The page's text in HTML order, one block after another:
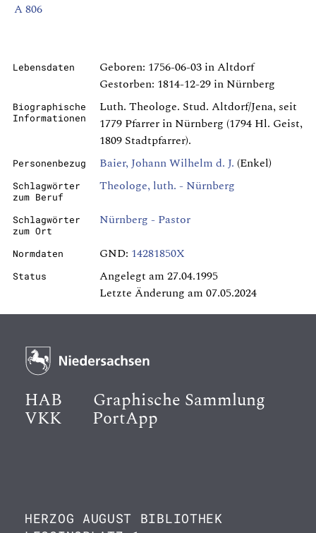
A 806
Lebensdaten
Geboren: 1756-06-03 in Altdorf
Gestorben: 1814-12-29 in Nürnberg
Biographische
Informationen
Luth. Theologe. Stud. Altdorf/Jena, seit
1779 Pfarrer in Nürnberg (1794 Hl. Geist,
1809 Stadtpfarrer).
Personenbezug Baier, Johann Wilhelm d. J. (Enkel)
Schlagwörter
zum Beruf
Theologe, luth. - Nürnberg
Schlagwörter
zum Ort
Nürnberg - Pastor
Normdaten GND: 14281850X
Status
Angelegt am 27.04.1995
Letzte Änderung am 07.05.2024
HAB Graphische Sammlung
VKK PortApp
HERZOG AUGUST BIBLIOTHEK